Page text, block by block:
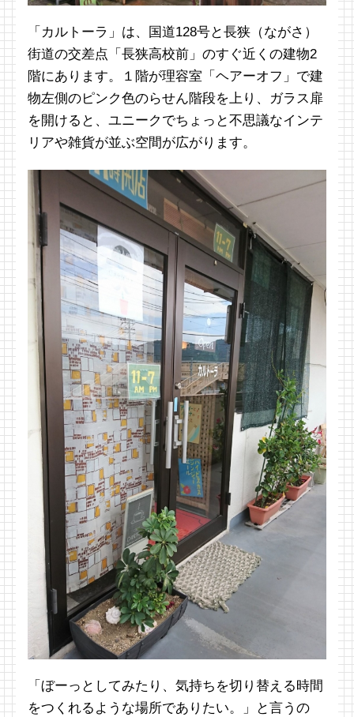
「カルトーラ」は、国道128号と長狭（ながさ）
街道の交差点「長狭高校前」のすぐ近くの建物2
階にあります。１階が理容室「ヘアーオフ」で建
物左側のピンク色のらせん階段を上り、ガラス扉
を開けると、ユニークでちょっと不思議なインテ
リアや雑貨が並ぶ空間が広がります。
「ぼーっとしてみたり、気持ちを切り替える時間
をつくれるような場所でありたい。」と言うの